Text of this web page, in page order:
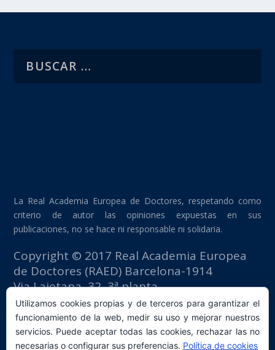
La Real Academia Europea de Doctores, respetando como
criterio de autor las opiniones expuestas en sus
publicaciones, no se hace ni responsable ni solidaria.
Copyright © 2017 Real Academia Europea
de Doctores (RAED) Barcelona-1914
Via Laietana, 32, 3ª planta
Edificio Fomento del Trabajo
08003 Barcelona (España)
tlf: +34 93 667 40 54
Utilizamos cookies propias y de terceros para garantizar el
funcionamiento de la web, medir su uso y mejorar nuestros
servicios. Puede aceptar todas las cookies, rechazar las no
necesarias o configurar sus preferencias. Política de cookies